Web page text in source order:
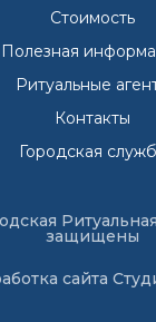
Стоимость
Полезная
Ритуальные
Контакты
Городская
защищены
сайта